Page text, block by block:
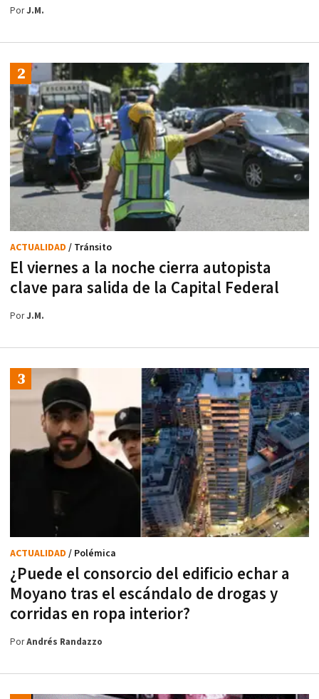
PorJ.M.
El viernes a la noche cierra autopista
clave para salida de la Capital Federal
ACTUALIDAD / Tránsito
PorJ.M.
¿Puede el consorcio del edificio echar a
Moyano tras el escándalo de drogas y
corridas en ropa interior?
ACTUALIDAD / Polémica
PorAndrés Randazzo